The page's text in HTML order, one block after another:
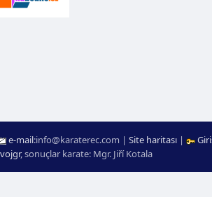
e-mail:moc.ceretarak@ofni | Site haritası|
,sonuçlar karate: Mgr. Jiří Kotala